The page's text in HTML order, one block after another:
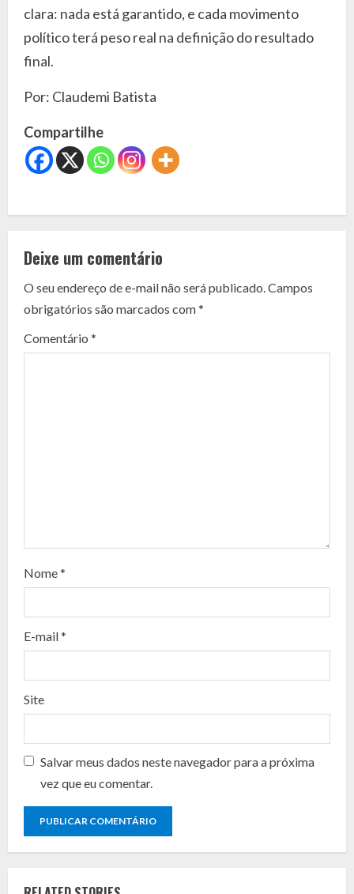
clara: nada está garantido, e cada movimento
político terá peso real na definição do resultado
final.
Por: Claudemi Batista
Compartilhe
C
n
t
i
a
d
n
g
Deixe um comentário
O seu endereço de e-mail não será publicado. Campos
obrigatórios são marcados com*
Comentário *
Nome*
E-mail*
Site
Salvar meus dados neste navegador para a próxima
vez que eu comentar.